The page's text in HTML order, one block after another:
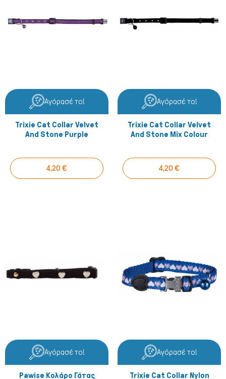
Αγόρασέ το!
Trixie Cat Collar Velvet
And Stone Purple
4,20 €
Αγόρασέ το!
Trixie Cat Collar Velvet
And Stone Mix Colour
4,20 €
Αγόρασέ το!
Pawise Κολάρο Γάτας
Αγόρασέ το!
Trixie Cat Collar Nylon